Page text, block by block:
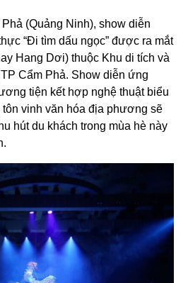
(Quảng Ninh), show diễn
“Đi tìm dấu ngọc” được ra mắt
Hang Dơi) thuộc Khu di tích và
Cẩm Phả. Show diễn ứng
tiện kết hợp nghệ thuật biểu
vinh văn hóa địa phương sẽ
hút du khách trong mùa hè này